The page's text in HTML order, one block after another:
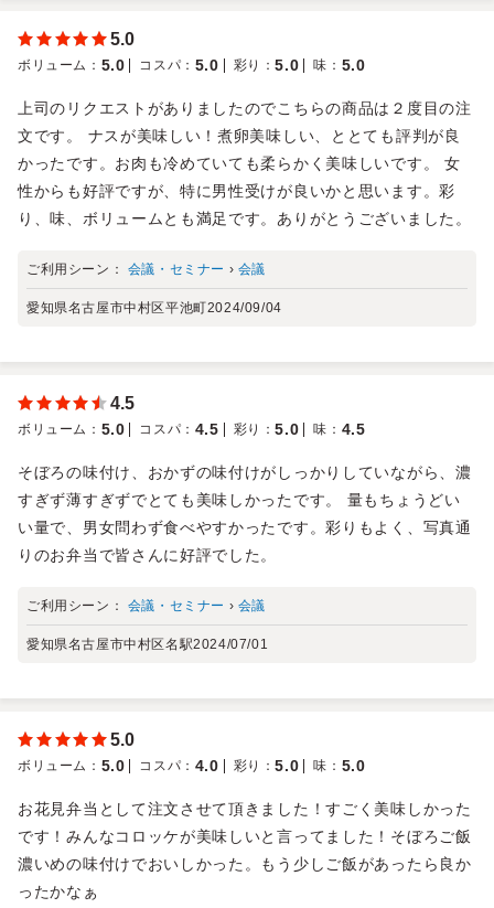
5.0
ボリューム ： 5.0 コスパ ： 5.0 彩り ：5.0 味 ： 5.0
上司のリクエストがありましたのでこちらの商品は２度目の注
文です。 ナスが美味しい！煮卵美味しい、ととても評判が良
かったです。お肉も冷めていても柔らかく美味しいです。 女
性からも好評ですが、特に男性受けが良いかと思います。彩
り、味、ボリュームとも満足です。ありがとうございました。
ご利用シーン： 会議・セミナー › 会議
愛知県名古屋市中村区平池町2024/09/04
4.5
ボリューム ： 5.0 コスパ ： 4.5 彩り ：5.0 味 ： 4.5
そぼろの味付け、おかずの味付けがしっかりしていながら、濃
すぎず薄すぎずでとても美味しかったです。 量もちょうどい
い量で、男女問わず食べやすかったです。彩りもよく、写真通
りのお弁当で皆さんに好評でした。
ご利用シーン： 会議・セミナー › 会議
愛知県名古屋市中村区名駅2024/07/01
5.0
ボリューム ： 5.0 コスパ ： 4.0 彩り ：5.0 味 ： 5.0
お花見弁当として注文させて頂きました！すごく美味しかった
です！みんなコロッケが美味しいと言ってました！そぼろご飯
濃いめの味付けでおいしかった。もう少しご飯があったら良か
ったかなぁ